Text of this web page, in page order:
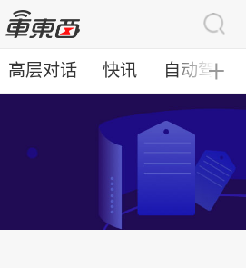
高层对话 快讯 自动驾驶
╋